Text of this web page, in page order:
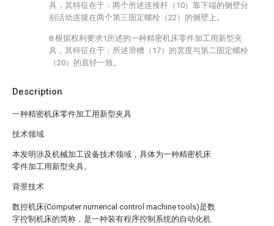
Description
一种精密机床零件加工用新型夹具
技术领域
本发明涉及机械加工设备技术领域，具体为一种精密机床
零件加工用新型夹具。
背景技术
数控机床(Computer numerical control machine tools)是数
字控制机床的简称，是一种装有程序控制系统的自动化机
具，其特征在于：两个所述连接杆（10）靠下端的侧壁分
别活动连接在两个第三固定螺栓（22）的侧壁上。
8.根据权利要求1所述的一种精密机床零件加工用新型夹
具，其特征在于：所述滑槽（17）的宽度与第二固定螺栓
（20）的直径一致。